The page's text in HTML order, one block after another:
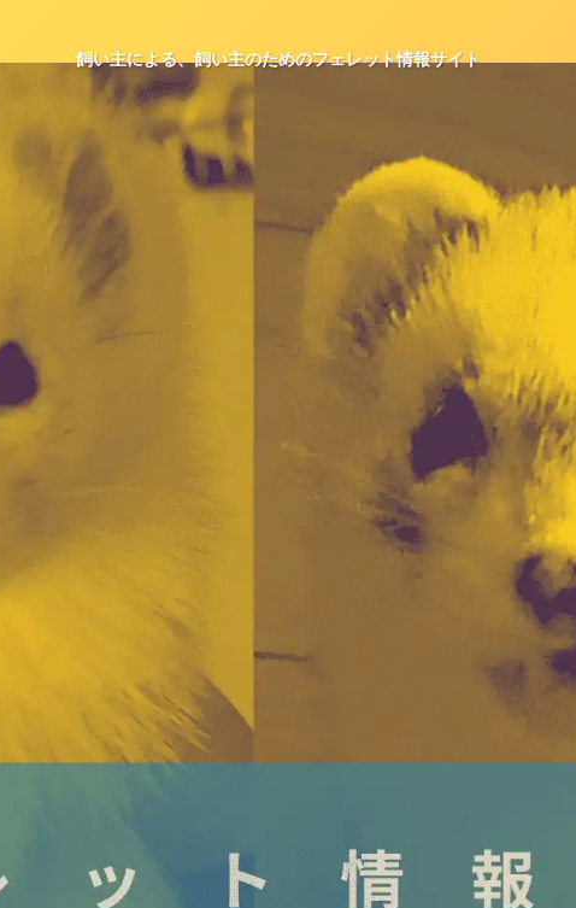
飼い主による、飼い主のためのフェレット情報サイト